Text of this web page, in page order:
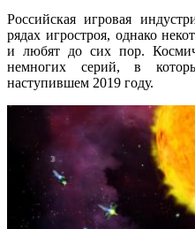
Российская игровая
рядах игростроя, однако
и любят до сих пор.
немногих серий, в
наступившем 2019 году.